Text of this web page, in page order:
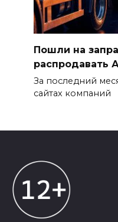
Пошли на
распродавать
За последний
сайтах компаний